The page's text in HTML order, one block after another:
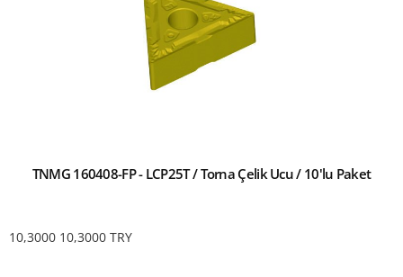
TNMG 160408-FP - LCP25T / Torna Çelik Ucu / 10'lu Paket
10,3000 10,3000 TRY